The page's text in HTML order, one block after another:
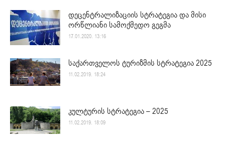
დეცენტრალიზაციის სტრატეგია და მისი
ორწლიანი სამოქმედო გეგმა
17.01.2020. 13:16
საქართველოს ტურიზმის სტრატეგია 2025
11.02.2019. 18:24
კულტურის სტრატეგია – 2025
11.02.2019. 18:09